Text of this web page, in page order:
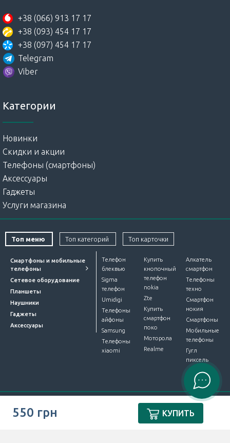
550 грн КУПИТЬ
+38 (066) 913 17 17
+38 (093) 454 17 17
+38 (097) 454 17 17
Telegram
Viber
Категории
Новинки
Скидки и акции
Телефоны (смартфоны)
Аксессуары
Гаджеты
Услуги магазина
Топ меню Топ категорий Топ карточки
Смартфоны и мобильные
телефоны
Сетевое оборудование
Планшеты
Наушники
Гаджеты
Аксессуары
Телефон
блеквью
Sigma
телефон
Umidigi
Телефоны
айфоны
Samsung
Телефоны
xiaomi
Купить
кнопочный
телефон
nokia
Zte
Купить
смартфон
поко
Моторола
Realme
Алкатель
смартфон
Телефоны
техно
Смартфон
нокия
Смартфоны
Мобильные
телефоны
Гугл
пиксель
Интернет-магазин Device Market © 2012-2026. Все права
ПУБЛІЧНА ОФЕРТА.